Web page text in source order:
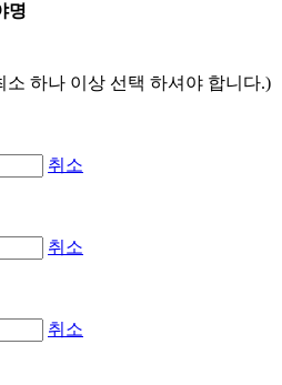
명
하나 이상 선택 하셔야 합니다.)
취소
취소
취소